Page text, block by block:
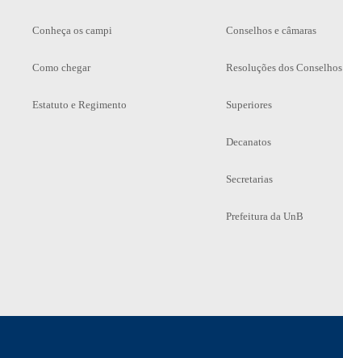
Conheça os campi
Como chegar
Estatuto e Regimento
Conselhos e câmaras
Resoluções dos Conselhos
Superiores
Decanatos
Secretarias
Prefeitura da UnB